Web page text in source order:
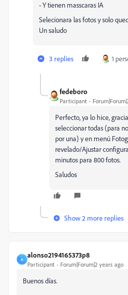
- Y tienen masscaras IA
Selecionara las fotos y solo
Un saludo
3 replies 1
fedeboro
Participant
Perfecto, ya lo hice,
seleccionar todas (para
por una) y en menú
revelado/Ajustar
minutos para 800 fotos.
Saludos
Show 2 more replies
A
alonso2194165373p8
Participant Forum|Forum|2 years ago
Buenos días.